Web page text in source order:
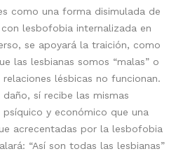
como una forma disimulada de
lesbofobia internalizada en
se apoyará la traición, como
las lesbianas somos “malas” o
lésbicas no funcionan.
sí recibe las mismas
y económico que una
acrecentadas por la lesbofobia
“Así son todas las lesbianas”